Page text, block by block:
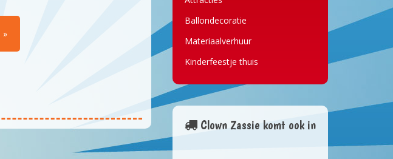
Ballondecoratie
Materiaalverhuur
Kinderfeestje thuis
Clown Zassie komt ook in